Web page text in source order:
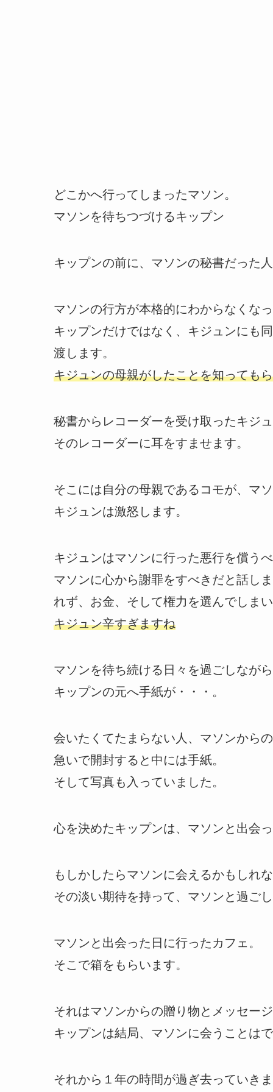
どこかへ行ってしまったマソン。
マソンを待ちつづけるキップン
キップンの前に、マソンの秘書だった
マソンの行方が本格的にわからなくな
キップンだけではなく、キジュンにも
渡します。
キジュンの母親がしたことを知っても
秘書からレコーダーを受け取ったキジ
そのレコーダーに耳をすませます。
そこには自分の母親であるコモが、マ
キジュンは激怒します。
キジュンはマソンに行った悪行を償う
マソンに心から謝罪をすべきだと話し
れず、お金、そして権力を選んでしま
キジュン辛すぎますね
マソンを待ち続ける日々を過ごしなが
キップンの元へ手紙が・・・。
会いたくてたまらない人、マソンから
急いで開封すると中には手紙。
そして写真も入っていました。
心を決めたキップンは、マソンと出会
もしかしたらマソンに会えるかもしれ
その淡い期待を持って、マソンと過ご
マソンと出会った日に行ったカフェ。
そこで箱をもらいます。
それはマソンからの贈り物とメッセー
キップンは結局、マソンに会うことは
それから１年の時間が過ぎ去っていき